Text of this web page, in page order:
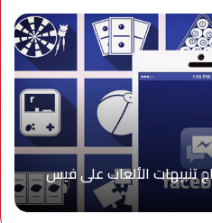
تنبيهات الألعاب على فيس